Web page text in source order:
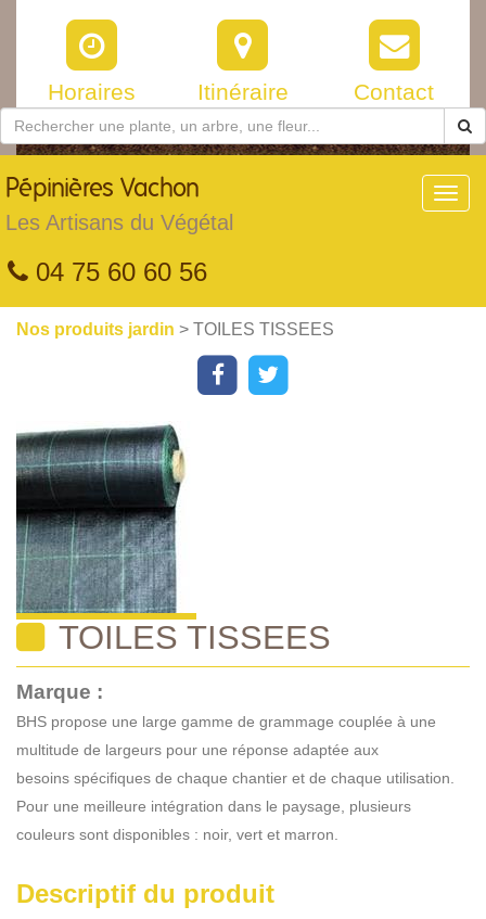
Horaires Itinéraire Contact
Pépinières Vachon
Les Artisans du Végétal
04 75 60 60 56
Nos produits jardin > TOILES TISSEES
TOILES TISSEES
Marque :
BHS propose une large gamme de grammage couplée à une
multitude de largeurs pour une réponse adaptée aux
besoins spécifiques de chaque chantier et de chaque utilisation.
Pour une meilleure intégration dans le paysage, plusieurs
couleurs sont disponibles : noir, vert et marron.
Descriptif du produit